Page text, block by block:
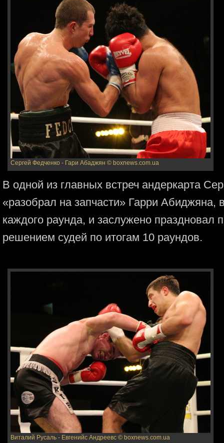
Сергей Федченко - Гари Абаджян © boxnews.com.ua
В одной из главных встреч андеркарта
«разобрал на запчасти» Гарри Абиджяна,
каждого раунда, и заслужено праздновал
решением судей по итогам 10 раундов.
Виталий Русаль - Евгенийс Андреевс © boxnews.com.ua